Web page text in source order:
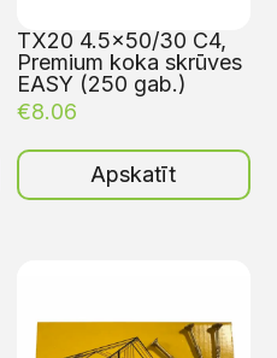
TX20 4.5×50/30 C4,
Premium koka skrūves
EASY (250 gab.)
€8.06
Apskatīt